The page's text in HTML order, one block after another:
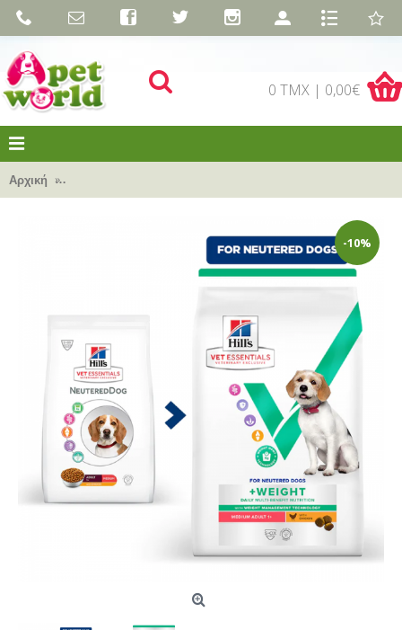
0 TMX | 0,00€
Αρχική Hill's Vet Essentials Canine Multi Benefit + Weight Adult 1+
-10%